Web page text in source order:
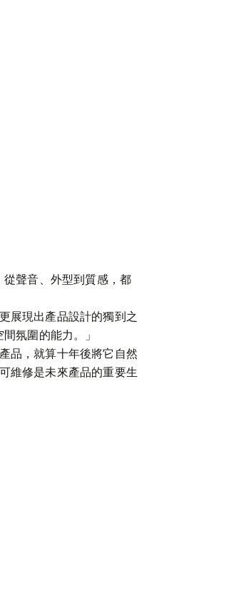
聲音、外型到質感，都
展現出產品設計的獨到之
氛圍的能力。」
品，就算十年後將它自然
維修是未來產品的重要生